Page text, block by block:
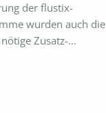
der flustix-
wurden auch die
Zusatz-